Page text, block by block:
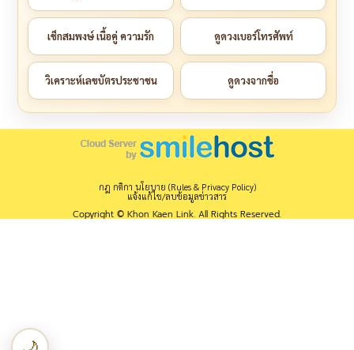
เช็กสมพงษ์ เนื้อคู่ ความรัก ดูดวงเบอร์โทรศัพท์
วิเคราะห์เลขบัตรประชาชน ดูดวงจากชื่อ
กฎ กติกา นโยบาย (Rules & Privacy Policy)
แจ้งแก้ไข/ลบข้อมูลข่าวสาร
Copyright © Khon Kaen Link. All Rights Reserved.